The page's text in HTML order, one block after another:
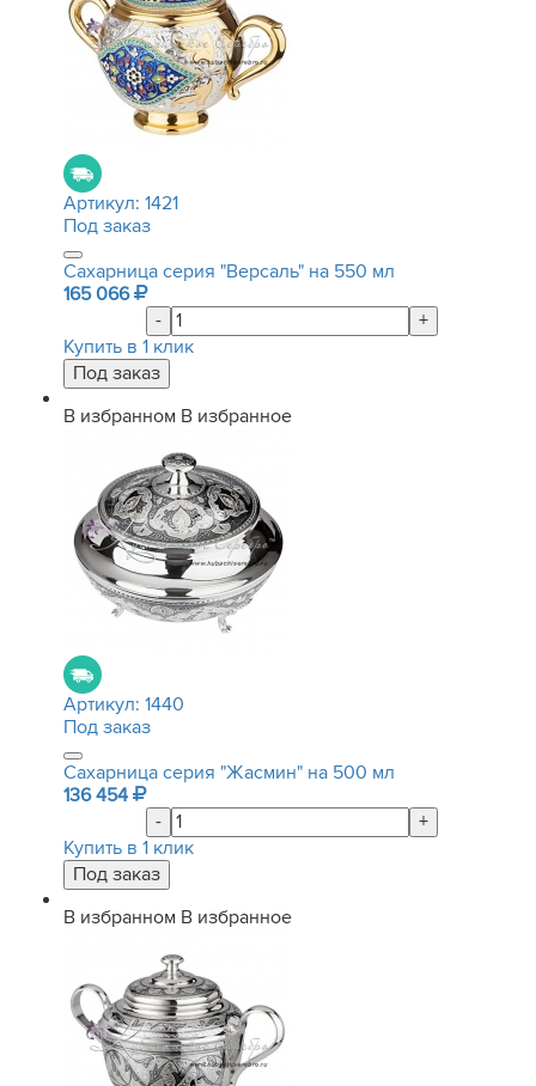
Артикул: 1421
Под заказ
Сахарница серия "Версаль" на 550 мл
165 066
-
+
Купить в 1 клик
В избранном В избранное
Артикул: 1440
Под заказ
Сахарница серия "Жасмин" на 500 мл
136 454
-
+
Купить в 1 клик
В избранном В избранное